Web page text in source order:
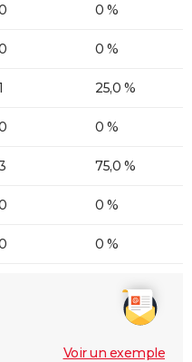
0 %
0 %
25,0 %
0 %
75,0 %
0 %
0 %
Voir un exemple